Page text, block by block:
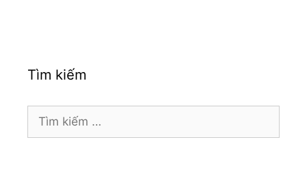
Tìm kiếm
Tìm
kiếm